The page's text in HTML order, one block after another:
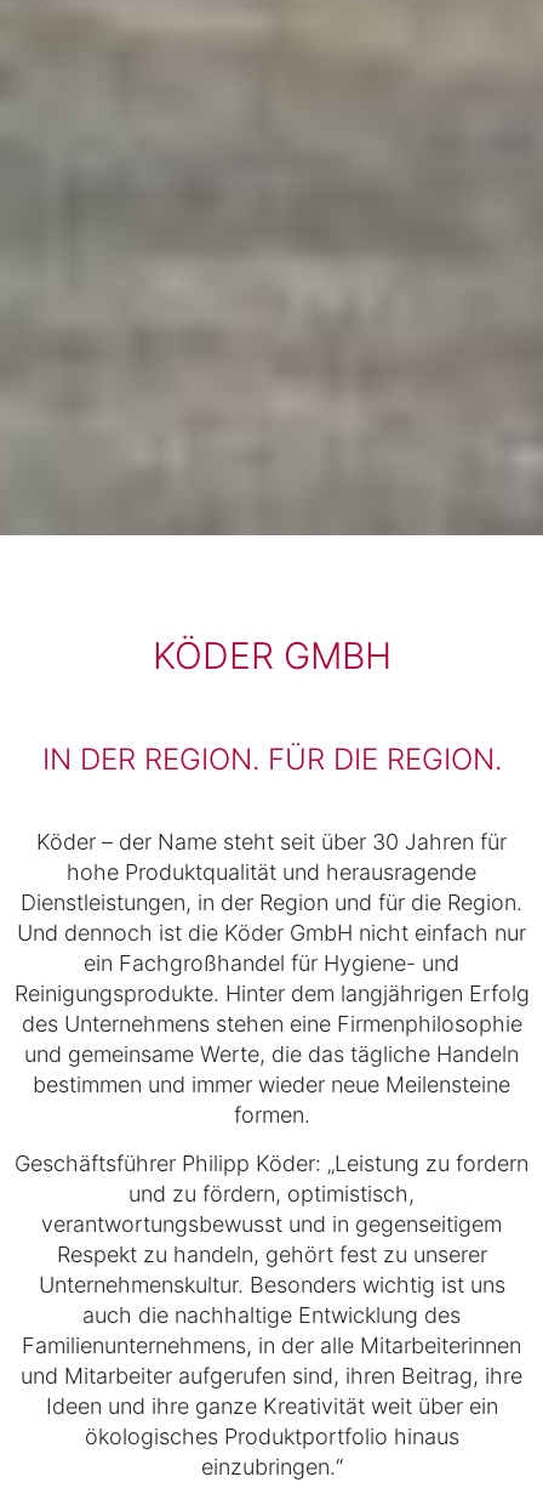
KÖDER GMBH
IN DER REGION. FÜR DIE REGION.
Köder – der Name steht seit über 30 Jahren für
hohe Produktqualität und herausragende
Dienstleistungen, in der Region und für die Region.
Und dennoch ist die Köder GmbH nicht einfach nur
ein Fachgroßhandel für Hygiene- und
Reinigungsprodukte. Hinter dem langjährigen Erfolg
des Unternehmens stehen eine Firmenphilosophie
und gemeinsame Werte, die das tägliche Handeln
bestimmen und immer wieder neue Meilensteine
formen.
Geschäftsführer Philipp Köder: „Leistung zu fordern
und zu fördern, optimistisch,
verantwortungsbewusst und in gegenseitigem
Respekt zu handeln, gehört fest zu unserer
Unternehmenskultur. Besonders wichtig ist uns
auch die nachhaltige Entwicklung des
Familienunternehmens, in der alle Mitarbeiterinnen
und Mitarbeiter aufgerufen sind, ihren Beitrag, ihre
Ideen und ihre ganze Kreativität weit über ein
ökologisches Produktportfolio hinaus
einzubringen.“